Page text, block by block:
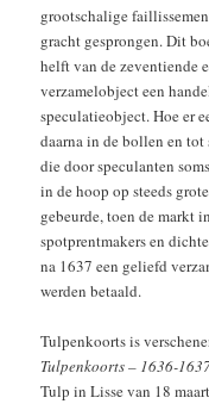
grootschalige
gracht gesprongen. Dit
helft van de zeventiende
verzamelobject een
speculatieobject. Hoe er
daarna in de bollen en
die door speculanten
in de hoop op steeds
gebeurde, toen de markt
spotprentmakers en
na 1637 een geliefd
werden betaald.
Tulpenkoorts is
Tulpenkoorts – 1636-
Tulp in Lisse van 18